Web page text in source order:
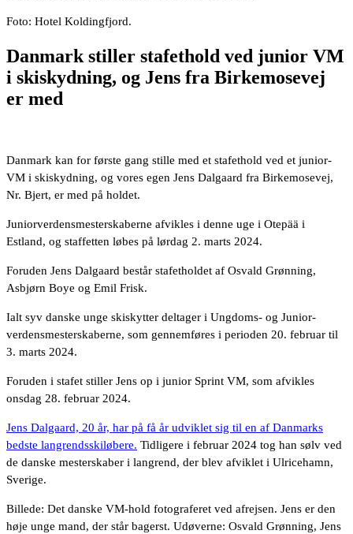
Foto: Hotel Koldingfjord.
Danmark stiller stafethold ved junior VM
i skiskydning, og Jens fra Birkemosevej
er med
Danmark kan for første gang stille med et stafethold ved et junior-
VM i skiskydning, og vores egen Jens Dalgaard fra Birkemosevej,
Nr. Bjert, er med på holdet.
Juniorverdensmesterskaberne afvikles i denne uge i Otepää i
Estland, og staffetten løbes på lørdag 2. marts 2024.
Foruden Jens Dalgaard består stafetholdet af Osvald Grønning,
Asbjørn Boye og Emil Frisk.
Ialt syv danske unge skiskytter deltager i Ungdoms- og Junior-
verdensmesterskaberne, som gennemføres i perioden 20. februar til
3. marts 2024.
Foruden i stafet stiller Jens op i junior Sprint VM, som afvikles
onsdag 28. februar 2024.
Jens Dalgaard, 20 år, har på få år udviklet sig til en af Danmarks
bedste langrendsskiløbere. Tidligere i februar 2024 tog han sølv ved
de danske mesterskaber i langrend, der blev afviklet i Ulricehamn,
Sverige.
Billede: Det danske VM-hold fotograferet ved afrejsen. Jens er den
høje unge mand, der står bagerst. Udøverne: Osvald Grønning, Jens